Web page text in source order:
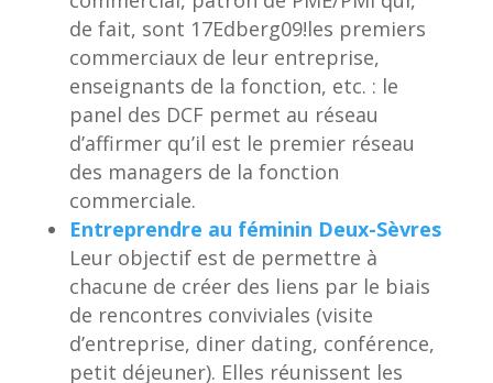
de fait, sont 17Edberg09!les premiers
commerciaux de leur entreprise,
enseignants de la fonction, etc. : le
panel des DCF permet au réseau
d’affirmer qu’il est le premier réseau
des managers de la fonction
commerciale.
Entreprendre au féminin Deux-Sèvres
Leur objectif est de permettre à
chacune de créer des liens par le biais
de rencontres conviviales (visite
d’entreprise, diner dating, conférence,
petit déjeuner). Elles réunissent les